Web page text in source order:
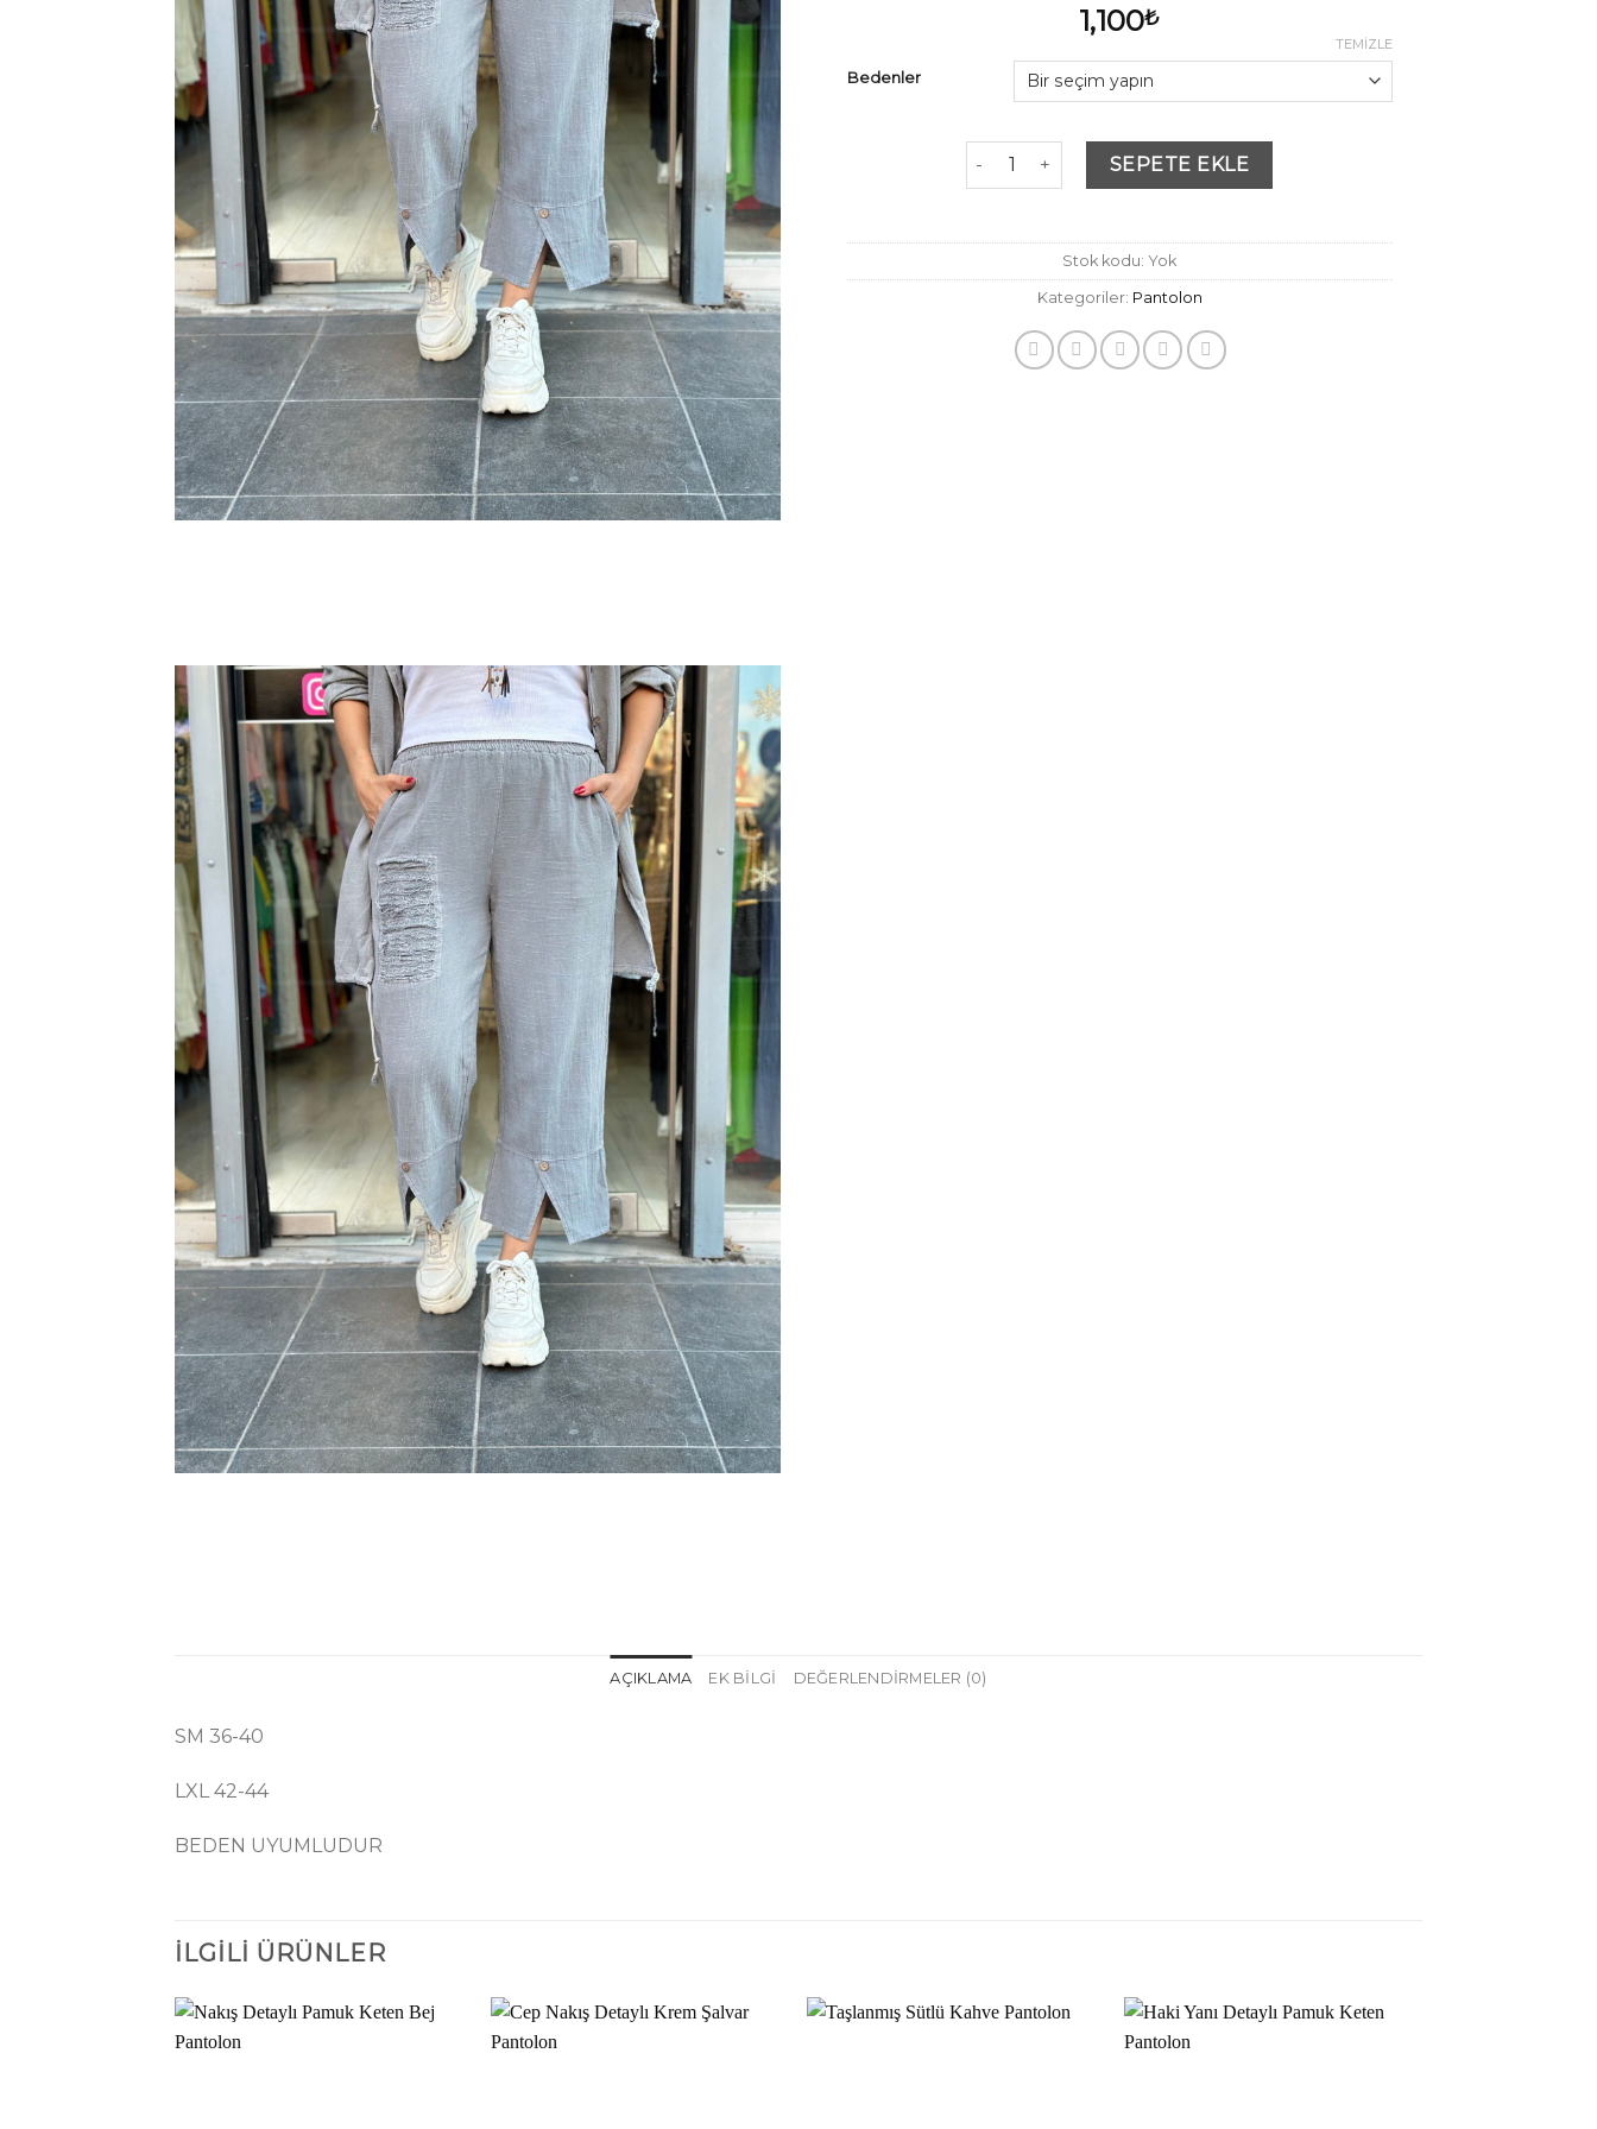
1,100₺
Bedenler
TEMIZLE
Pamuk Keten Paça Düğme Detaylı Gri Pantolon adet
SEPETE EKLE
Stok kodu: Yok
Kategoriler: Pantolon
AÇIKLAMA EK BILGI DEĞERLENDIRMELER (0)
SM 36-40
LXL 42-44
BEDEN UYUMLUDUR
İLGILI ÜRÜNLER